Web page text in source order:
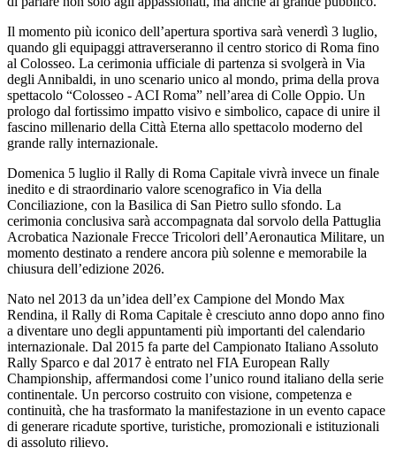
Il momento più iconico dell’apertura sportiva sarà venerdì 3 luglio,
quando gli equipaggi attraverseranno il centro storico di Roma fino
al Colosseo. La cerimonia ufficiale di partenza si svolgerà in Via
degli Annibaldi, in uno scenario unico al mondo, prima della prova
spettacolo “Colosseo - ACI Roma” nell’area di Colle Oppio. Un
prologo dal fortissimo impatto visivo e simbolico, capace di unire il
fascino millenario della Città Eterna allo spettacolo moderno del
grande rally internazionale.
Domenica 5 luglio il Rally di Roma Capitale vivrà invece un finale
inedito e di straordinario valore scenografico in Via della
Conciliazione, con la Basilica di San Pietro sullo sfondo. La
cerimonia conclusiva sarà accompagnata dal sorvolo della Pattuglia
Acrobatica Nazionale Frecce Tricolori dell’Aeronautica Militare, un
momento destinato a rendere ancora più solenne e memorabile la
chiusura dell’edizione 2026.
Nato nel 2013 da un’idea dell’ex Campione del Mondo Max
Rendina, il Rally di Roma Capitale è cresciuto anno dopo anno fino
a diventare uno degli appuntamenti più importanti del calendario
internazionale. Dal 2015 fa parte del Campionato Italiano Assoluto
Rally Sparco e dal 2017 è entrato nel FIA European Rally
Championship, affermandosi come l’unico round italiano della serie
continentale. Un percorso costruito con visione, competenza e
continuità, che ha trasformato la manifestazione in un evento capace
di generare ricadute sportive, turistiche, promozionali e istituzionali
di assoluto rilievo.